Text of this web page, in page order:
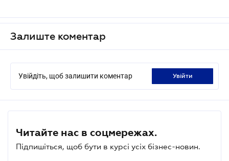
Залиште коментар
Увійдіть, щоб залишити коментар увійти
Читайте нас в соцмережах.
Підпишіться, щоб бути в курсі усіх бізнес-новин.